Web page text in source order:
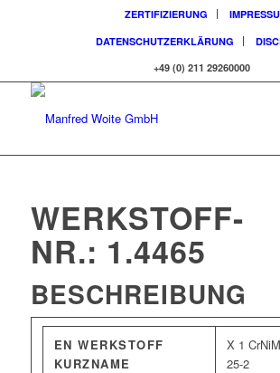
ZERTIFIZIERUNG
DATENSCHUTZERKLÄRUNG
+49 (0) 211 29260000
WERKSTOFF-
NR.: 1.4465
BESCHREIBUNG
EN WERKSTOFF
KURZNAME
X 1
25-2